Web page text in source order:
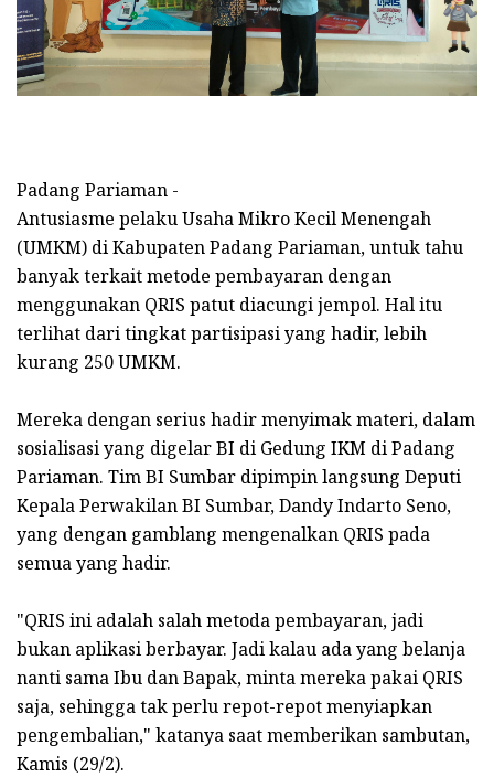
Padang Pariaman -
Antusiasme pelaku Usaha Mikro Kecil Menengah
(UMKM) di Kabupaten Padang Pariaman, untuk tahu
banyak terkait metode pembayaran dengan
menggunakan QRIS patut diacungi jempol. Hal itu
terlihat dari tingkat partisipasi yang hadir, lebih
kurang 250 UMKM.
Mereka dengan serius hadir menyimak materi, dalam
sosialisasi yang digelar BI di Gedung IKM di Padang
Pariaman. Tim BI Sumbar dipimpin langsung Deputi
Kepala Perwakilan BI Sumbar, Dandy Indarto Seno,
yang dengan gamblang mengenalkan QRIS pada
semua yang hadir.
"QRIS ini adalah salah metoda pembayaran, jadi
bukan aplikasi berbayar. Jadi kalau ada yang belanja
nanti sama Ibu dan Bapak, minta mereka pakai QRIS
saja, sehingga tak perlu repot-repot menyiapkan
pengembalian," katanya saat memberikan sambutan,
Kamis (29/2).